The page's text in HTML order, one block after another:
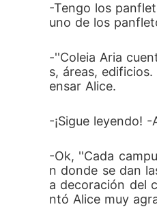
-Tengo los
uno de los
-''Coleia Aria
s, áreas,
ensar Alice.
-¡Sigue leyendo!
-Ok, ''Cada
n donde se dan
a decoración del
ntó Alice muy